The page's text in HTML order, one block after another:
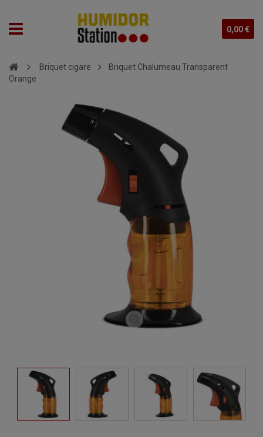
0,00 €
Briquet cigare
Briquet Chalumeau Transparent
Orange